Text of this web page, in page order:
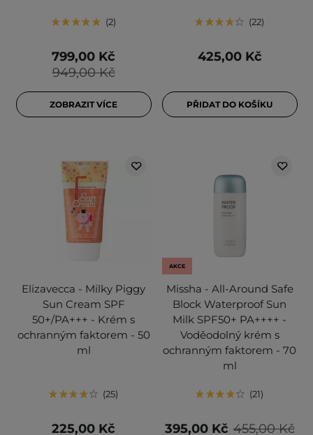
2
949,00 Kč
799,00 Kč
ZOBRAZIT VÍCE
22
425,00 Kč
PŘIDAT DO KOŠÍKU
Elizavecca - Milky Piggy
Sun Cream SPF
50+/PA+++ - Krém s
ochranným faktorem - 50
ml
25
225,00 Kč
AKCE
Missha - All-Around Safe
Block Waterproof Sun
Milk SPF50+ PA++++ -
Voděodolný krém s
ochranným faktorem - 70
ml
21
455,00 Kč
395,00 Kč